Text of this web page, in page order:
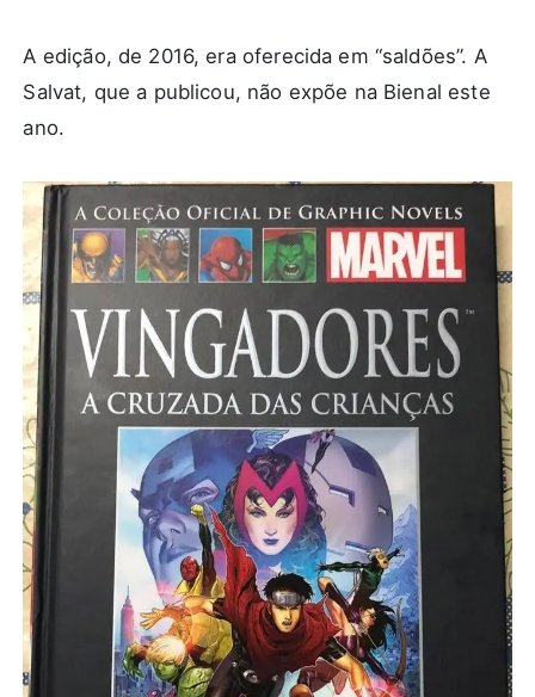
A edição, de 2016, era oferecida em “saldões”. A
Salvat, que a publicou, não expõe na Bienal este
ano.